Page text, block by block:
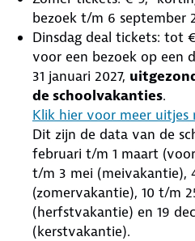
bezoek t/m 6 september
Dinsdag deal tickets: tot
voor een bezoek op een
31 januari 2027,
de schoolvakanties.
Klik hier voor meer uitjes
Dit zijn de data van de
februari t/m 1 maart
t/m 3 mei (meivakantie),
(zomervakantie), 10 t/m
(herfstvakantie) en 19
(kerstvakantie).